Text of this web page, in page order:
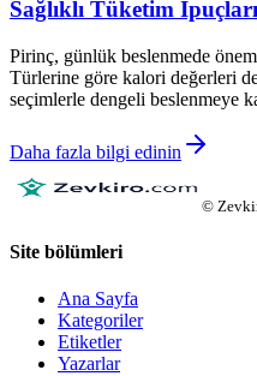
Sağlıklı Tüketim İpuçları
Pirinç, günlük beslenmede
Türlerine göre kalori değerleri
seçimlerle dengeli beslenmeye
Daha fazla bilgi edinin
©
Site bölümleri
Ana Sayfa
Kategoriler
Etiketler
Yazarlar